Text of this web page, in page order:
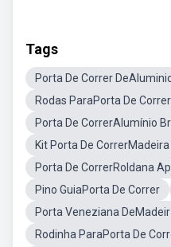
Tags
Porta De Correr
Rodas ParaPorta De Correr
Porta De CorrerAlumínio
Kit Porta De CorrerMadeira
Porta De CorrerRoldana
Pino GuiaPorta De Correr
Porta Veneziana
Rodinha ParaPorta De